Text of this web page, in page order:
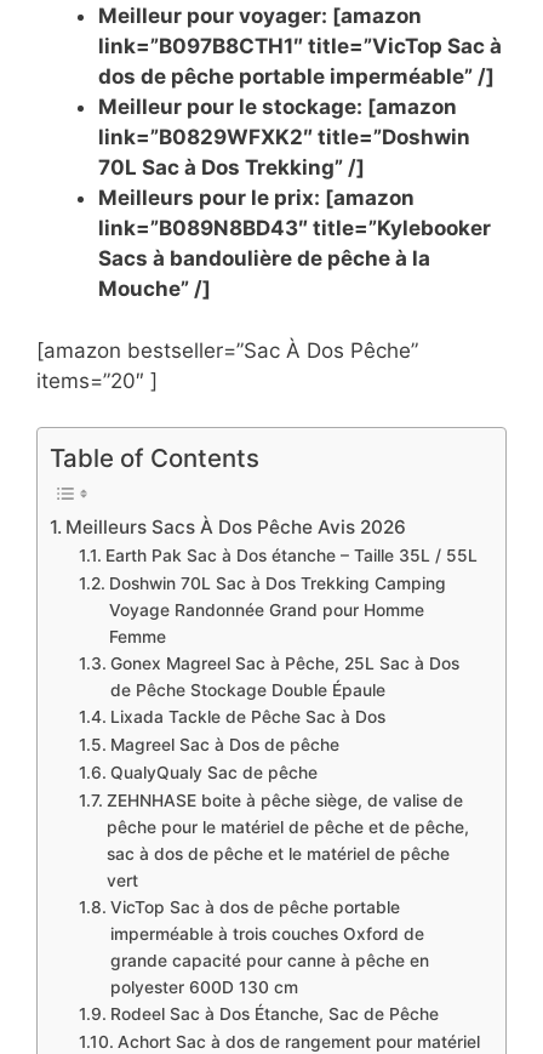
Meilleur pour voyager: [amazon
link=”B097B8CTH1″ title=”VicTop Sac à
dos de pêche portable imperméable” /]
Meilleur pour le stockage: [amazon
link=”B0829WFXK2″ title=”Doshwin
70L Sac à Dos Trekking” /]
Meilleurs pour le prix: [amazon
link=”B089N8BD43″ title=”Kylebooker
Sacs à bandoulière de pêche à la
Mouche” /]
[amazon bestseller=”Sac À Dos Pêche”
items=”20″ ]
Table of Contents
Meilleurs Sacs À Dos Pêche Avis 2026
Earth Pak Sac à Dos étanche – Taille 35L / 55L
Doshwin 70L Sac à Dos Trekking Camping
Voyage Randonnée Grand pour Homme
Femme
Gonex Magreel Sac à Pêche, 25L Sac à Dos
de Pêche Stockage Double Épaule
Lixada Tackle de Pêche Sac à Dos
Magreel Sac à Dos de pêche
QualyQualy Sac de pêche
ZEHNHASE boite à pêche siège, de valise de
pêche pour le matériel de pêche et de pêche,
sac à dos de pêche et le matériel de pêche
vert
VicTop Sac à dos de pêche portable
imperméable à trois couches Oxford de
grande capacité pour canne à pêche en
polyester 600D 130 cm
Rodeel Sac à Dos Étanche, Sac de Pêche
Achort Sac à dos de rangement pour matériel